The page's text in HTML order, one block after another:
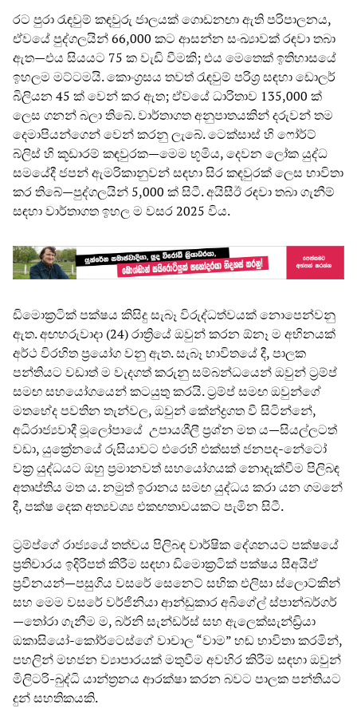
රට පුරා රැඳවුම් කඳවුරු ජාලයක් ගොඩනඟා ඇති පරිපාලනය,
ඒවයේ පුද්ගලයින් 66,000 කට ආසන්න සංඛ්‍යාවක් රඳවා තබා
ඇත—එය සියයට 75 ක වැඩි වීමකි; එය මෙතෙක් ඉතිහාසයේ
ඉහලම මට්ටමයි. කොංග්‍රසය තවත් රැඳවුම් පරිශ්‍ර සඳහා ඩොලර්
බිලියන 45 ක් වෙන් කර ඇත; ඒවයේ ධාරිතාව 135,000 ක්
ලෙස ගනන් බලා තිබේ. වාර්තාගත අනුපාතයකින් දරුවන් තම
දෙමාපියන්ගෙන් වෙන් කරනු ලැබේ. ටෙක්සාස් හි ෆෝර්ට්
බ්ලිස් හි කූඩාරම් කඳවුරක—මෙම භූමිය, දෙවන ලෝක යුද්ධ
සමයේදී ජපන් ඇමරිකානුවන් සඳහා සිර කඳවුරක් ලෙස භාවිතා
කර තිබේ—පුද්ගලයින් 5,000 ක් සිටී. අයිසීඊ රඳවා තබා ගැනීම්
සඳහා වාර්තාගත ඉහල ම වසර 2025 විය.
ඩිමොක්‍රටික් පක්ෂය කිසිදු සැබෑ විරුද්ධත්වයක් නොපෙන්වනු
ඇත. අඟහරුවාදා (24) රාත්‍රියේ ඔවුන් කරන ඕනෑ ම අභිනයක්
අර්ථ විරහිත ප්‍රයෝග වනු ඇත. සැබෑ භාවිතයේ දී, පාලක
පන්තියට වඩාත් ම වැදගත් කරුනු සම්බන්ධයෙන් ඔවුන් ට්‍රම්ප්
සමඟ සහයෝගයෙන් කටයුතු කරයි. ට්‍රම්ප් සමඟ ඔවුන්ගේ
මතභේද පවතින තැන්වල, ඔවුන් කේන්ද්‍රගත වී සිටින්නේ,
අධිරාජ්‍යවාදී මූලෝපායේ උපායශීලී ප්‍රශ්න මත ය—සියල්ලටත්
වඩා, යුක්‍රේනයේ රුසියාවට එරෙහි එක්සත් ජනපද-නේටෝ
වක්‍ර යුද්ධයට ඔහු ප්‍රමානවත් සහයෝගයක් නොදැක්වීම පිලිබඳ
අතෘප්තිය මත ය. නමුත් ඉරානය සමඟ යුද්ධය කරා යන ගමනේ
දී, පක්ෂ දෙක අත්‍යවශ්‍ය එකඟතාවයකට පැමින සිටී.
ට්‍රම්ප්ගේ රාජ්‍යයේ තත්වය පිලිබඳ වාර්ෂික දේශනයට පක්ෂයේ
ප්‍රතිචාරය ඉදිරිපත් කිරීම සඳහා ඩිමොක්‍රටික් පක්ෂය සීඅයිඒ
ප්‍රවීනයන්—පසුගිය වසරේ සෙනෙට් සභික එලිසා ස්ලොට්කින්
සහ මෙම වසරේ වර්ජිනියා ආන්ඩුකාර අබිගේල් ස්පාන්බර්ගර්
—තෝරා ගැනීම ම, බර්නි සැන්ඩර්ස් සහ ඇලෙක්සැන්ඩ්‍රියා
ඔකාසියෝ-කෝර්ටෙස්ගේ වාචාල “වාම” හඬ භාවිතා කරමින්,
පහලින් මහජන ව්‍යාපාරයක් මතුවීම අවහිර කිරීම සඳහා ඔවුන්
මිලිටරි-බුද්ධි යාන්ත්‍රනය ආරක්ෂා කරන බවට පාලක පන්තියට
දුන් සහතිකයකි.